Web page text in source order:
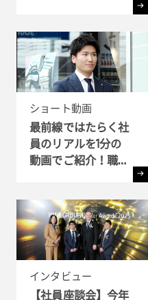
ショート動画
最前線ではたらく社
員のリアルを1分の
動画でご紹介！職種
インタビュー
【社員座談会】今年